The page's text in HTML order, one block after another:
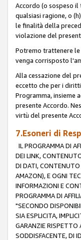
Accordo (o sospeso
qualsiasi ragione, o
le finalità della
violazione del
Potremo trattenere le
venga corrisposto
Alla cessazione del
eccetto che per i
Programma, insieme
presente Accordo.
virtù del presente
7.Esoneri di
IL PROGRAMMA DI
DEI LINK,
DI DATI, CONTENUTO
AMAZON), E OGNI
INFORMAZIONI E
PROGRAMMA DI
"SECONDO
SIA ESPLICITA,
GARANZIE RISPETTO
SODDISFACENTE, DI